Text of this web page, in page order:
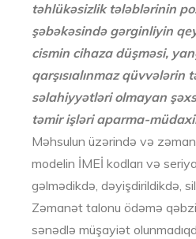
təhlükəsizlik tələblərinin
şəbəkəsində gərginliyin
cismin cihaza düşməsi,
qarşısıalınmaz qüvvələrin
səlahiyyətləri olmayan
təmir işləri aparma-
Məhsulun üzərində və
modelin İMEİ kodları və
gəlmədikdə, dəyişdirildikdə,
Zəmanət talonu ödəmə
sənədlə müşayiət